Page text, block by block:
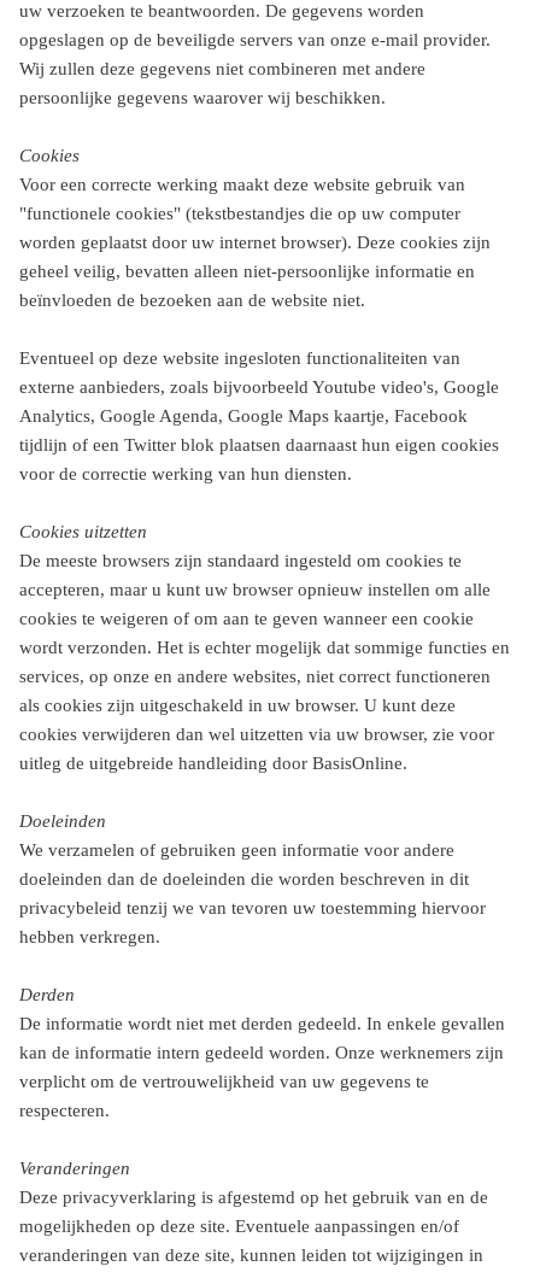
uw verzoeken te beantwoorden. De gegevens worden
opgeslagen op de beveiligde servers van onze e-mail provider.
Wij zullen deze gegevens niet combineren met andere
persoonlijke gegevens waarover wij beschikken.
Cookies
Voor een correcte werking maakt deze website gebruik van
"functionele cookies" (tekstbestandjes die op uw computer
worden geplaatst door uw internet browser). Deze cookies zijn
geheel veilig, bevatten alleen niet-persoonlijke informatie en
beïnvloeden de bezoeken aan de website niet.
Eventueel op deze website ingesloten functionaliteiten van
externe aanbieders, zoals bijvoorbeeld Youtube video's, Google
Analytics, Google Agenda, Google Maps kaartje, Facebook
tijdlijn of een Twitter blok plaatsen daarnaast hun eigen cookies
voor de correctie werking van hun diensten.
Cookies uitzetten
De meeste browsers zijn standaard ingesteld om cookies te
accepteren, maar u kunt uw browser opnieuw instellen om alle
cookies te weigeren of om aan te geven wanneer een cookie
wordt verzonden. Het is echter mogelijk dat sommige functies en
services, op onze en andere websites, niet correct functioneren
als cookies zijn uitgeschakeld in uw browser. U kunt deze
cookies verwijderen dan wel uitzetten via uw browser, zie voor
uitleg de uitgebreide handleiding door BasisOnline.
Doeleinden
We verzamelen of gebruiken geen informatie voor andere
doeleinden dan de doeleinden die worden beschreven in dit
privacybeleid tenzij we van tevoren uw toestemming hiervoor
hebben verkregen.
Derden
De informatie wordt niet met derden gedeeld. In enkele gevallen
kan de informatie intern gedeeld worden. Onze werknemers zijn
verplicht om de vertrouwelijkheid van uw gegevens te
respecteren.
Veranderingen
Deze privacyverklaring is afgestemd op het gebruik van en de
mogelijkheden op deze site. Eventuele aanpassingen en/of
veranderingen van deze site, kunnen leiden tot wijzigingen in